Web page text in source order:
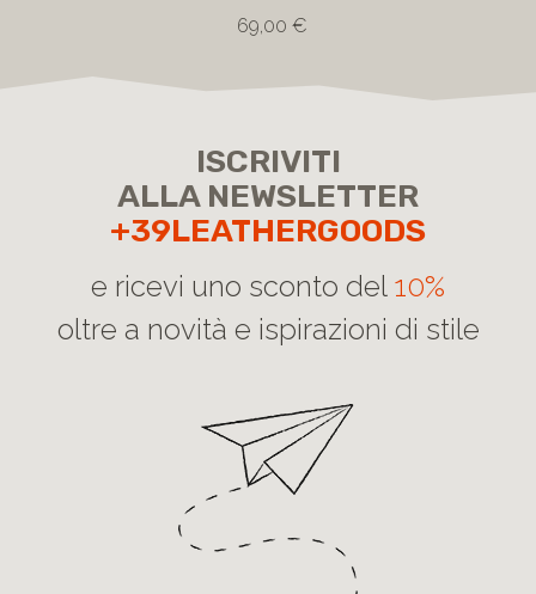
69,00 €
ISCRIVITI
ALLA NEWSLETTER
+39LEATHERGOODS
e ricevi uno sconto del 10%
oltre a novità e ispirazioni di stile